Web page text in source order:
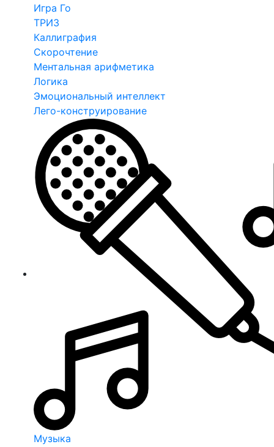
Игра Го
ТРИЗ
Каллиграфия
Скорочтение
Ментальная арифметика
Логика
Эмоциональный интеллект
Лего-конструирование
Музыка